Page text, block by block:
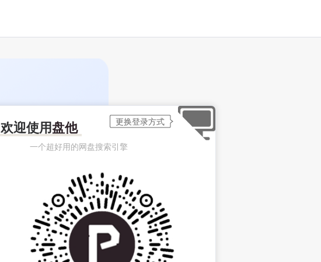
欢迎使用盘他
一个超好用的网盘搜索引擎